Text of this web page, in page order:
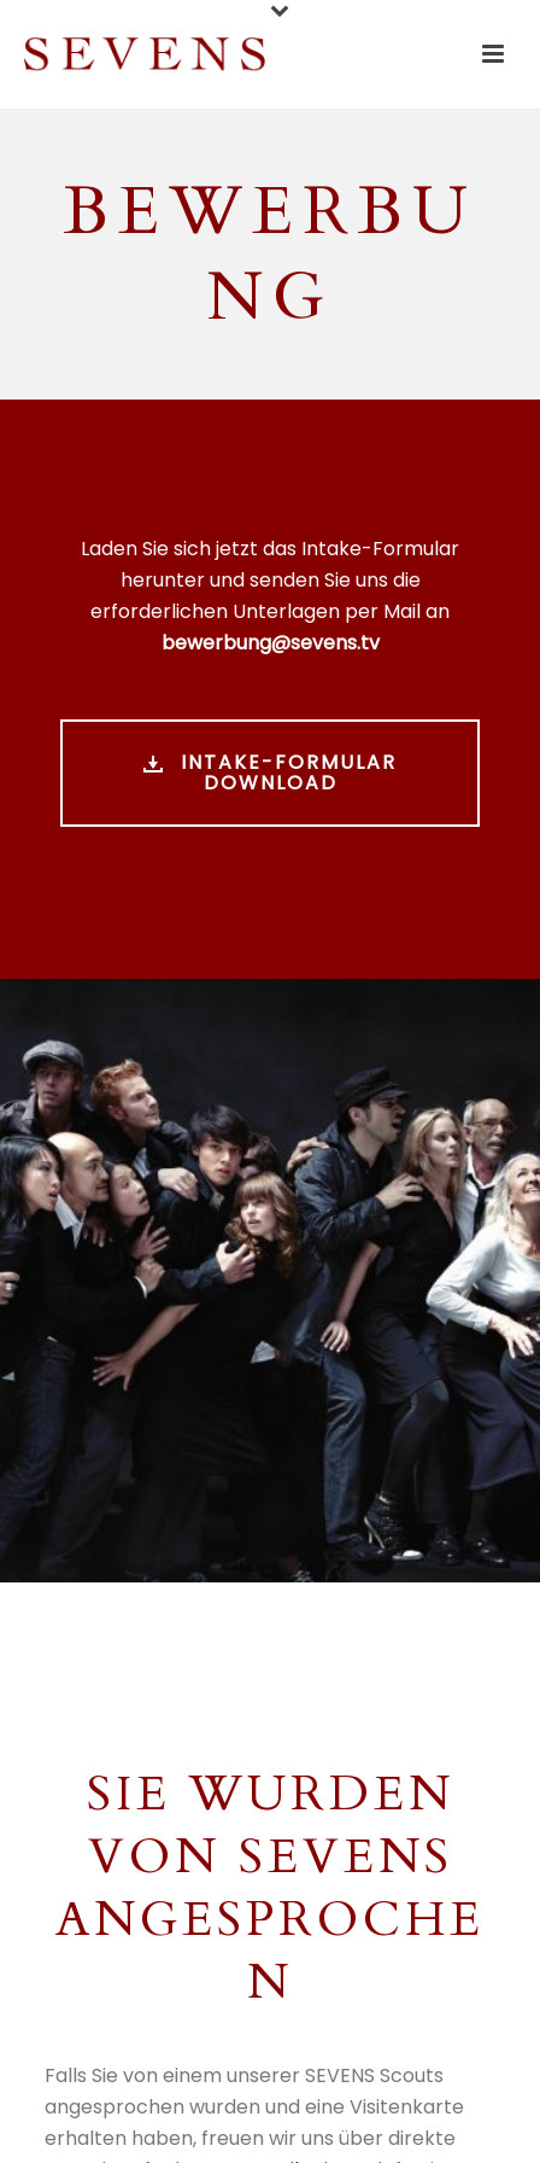
BEWERBU
NG
Laden Sie sich jetzt das Intake-Formular
herunter und senden Sie uns die
erforderlichen Unterlagen per Mail an
bewerbung@sevens.tv
INTAKE-FORMULAR
DOWNLOAD
SIE WURDEN
VON SEVENS
ANGESPROCHE
N
Falls Sie von einem unserer SEVENS Scouts
angesprochen wurden und eine Visitenkarte
erhalten haben, freuen wir uns über direkte